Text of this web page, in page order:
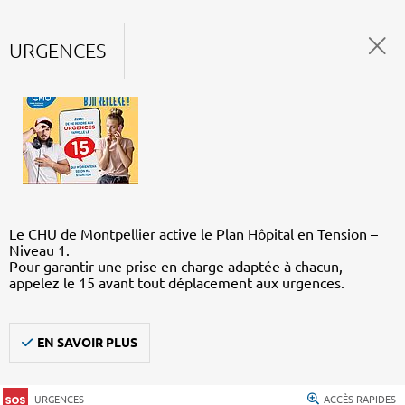
URGENCES
Le CHU de Montpellier active le Plan Hôpital en Tension –
Niveau 1.
Pour garantir une prise en charge adaptée à chacun,
appelez le 15 avant tout déplacement aux urgences.
EN SAVOIR PLUS
URGENCES ACCÈS RAPIDES